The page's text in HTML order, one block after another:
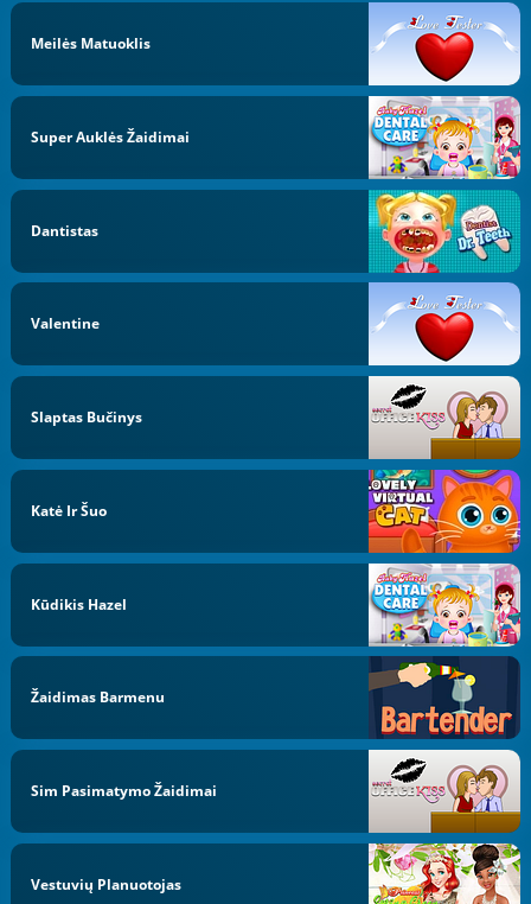
Meilės Matuoklis
Super Auklės Žaidimai
Dantistas
Valentine
Slaptas Bučinys
Katė Ir Šuo
Kūdikis Hazel
Žaidimas Barmenu
Sim Pasimatymo Žaidimai
Vestuvių Planuotojas